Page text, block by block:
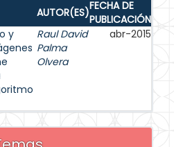
AUTOR(ES)FECHA DE
PUBLICACIÓN
y
Raul David
Palma
Olvera
abr-2015